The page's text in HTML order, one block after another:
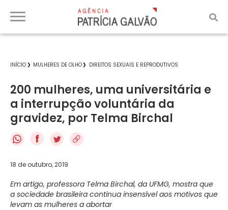
INÍCIO MULHERES DE OLHO DIREITOS SEXUAIS E REPRODUTIVOS
200 mulheres, uma universitária e
a interrupção voluntária da
gravidez, por Telma Birchal
f
18 de outubro, 2019
Em artigo, professora Telma Birchal, da UFMG, mostra que
a sociedade brasileira continua insensível aos motivos que
levam as mulheres a abortar